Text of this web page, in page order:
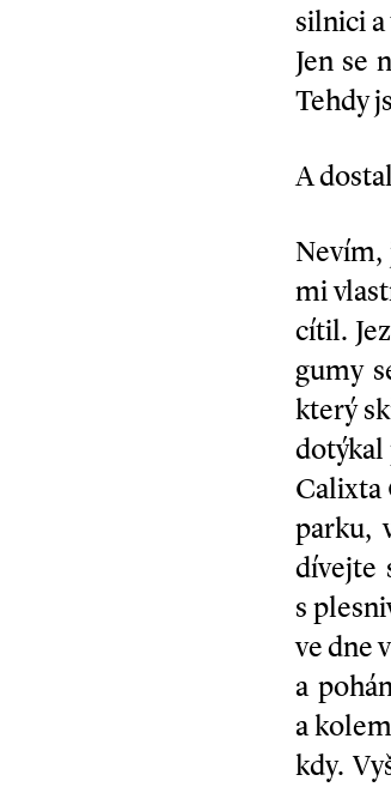
silnici
Jen se
Tehdy
A
Nevím,
mi
cítil.
gumy
který
dotýkal
Calixta
parku,
dívejte
s
ve dne
a
a
kdy.